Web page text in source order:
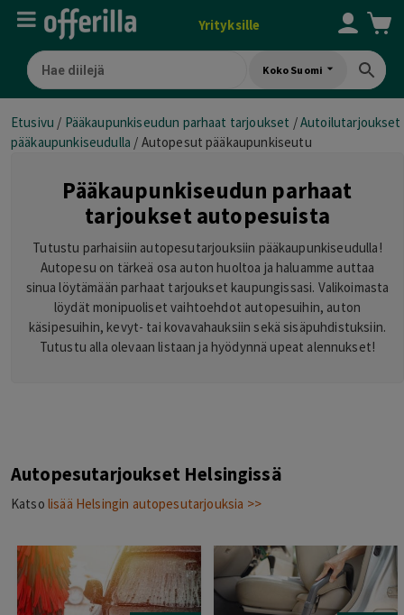
Yrityksille
Koko Suomi
Etusivu / Pääkaupunkiseudun parhaat tarjoukset /Autoilutarjoukset
pääkaupunkiseudulla / Autopesut pääkaupunkiseutu
Pääkaupunkiseudun parhaat
tarjoukset autopesuista
Tutustu parhaisiin autopesutarjouksiin pääkaupunkiseudulla!
Autopesu on tärkeä osa auton huoltoa ja haluamme auttaa
sinua löytämään parhaat tarjoukset kaupungissasi. Valikoimasta
löydät monipuoliset vaihtoehdot autopesuihin, auton
käsipesuihin, kevyt- tai kovavahauksiin sekä sisäpuhdistuksiin.
Tutustu alla olevaan listaan ja hyödynnä upeat alennukset!
Autopesutarjoukset Helsingissä
Katso lisää Helsingin autopesutarjouksia >>